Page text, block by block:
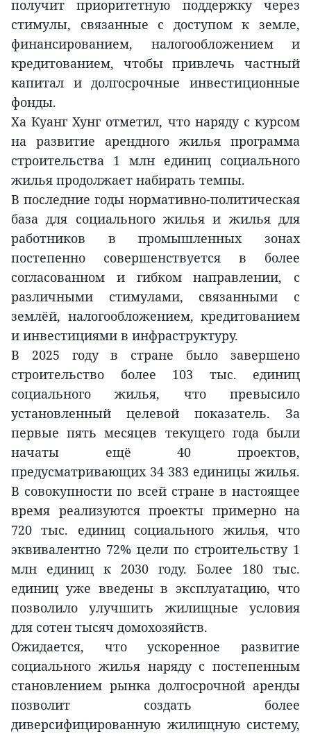
получит приоритетную поддержку через
стимулы, связанные с доступом к земле,
финансированием, налогообложением и
кредитованием, чтобы привлечь частный
капитал и долгосрочные инвестиционные
фонды.
Ха Куанг Хунг отметил, что наряду с курсом
на развитие арендного жилья программа
строительства 1 млн единиц социального
жилья продолжает набирать темпы.
В последние годы нормативно-политическая
база для социального жилья и жилья для
работников в промышленных зонах
постепенно совершенствуется в более
согласованном и гибком направлении, с
различными стимулами, связанными с
землёй, налогообложением, кредитованием
и инвестициями в инфраструктуру.
В 2025 году в стране было завершено
строительство более 103 тыс. единиц
социального жилья, что превысило
установленный целевой показатель. За
первые пять месяцев текущего года были
начаты ещё 40 проектов,
предусматривающих 34 383 единицы жилья.
В совокупности по всей стране в настоящее
время реализуются проекты примерно на
720 тыс. единиц социального жилья, что
эквивалентно 72% цели по строительству 1
млн единиц к 2030 году. Более 180 тыс.
единиц уже введены в эксплуатацию, что
позволило улучшить жилищные условия
для сотен тысяч домохозяйств.
Ожидается, что ускоренное развитие
социального жилья наряду с постепенным
становлением рынка долгосрочной аренды
позволит создать более
диверсифицированную жилищную систему,